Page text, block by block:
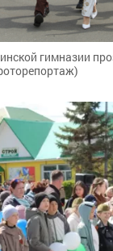
гимназии